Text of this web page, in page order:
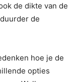
de dikte van de
de
hoe je de
opties